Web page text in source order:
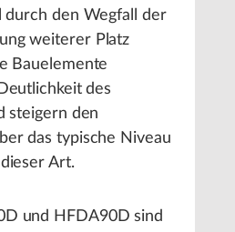
durch den Wegfall der
weiterer Platz
Bauelemente
des
steigern den
das typische Niveau
Art.
und HFDA90D sind